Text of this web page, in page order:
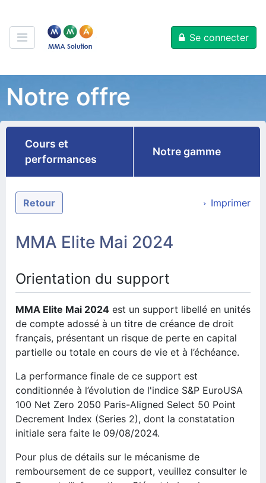
Se connecter
Notre offre
Cours et
performances
Notre gamme
Retour Imprimer
MMA Elite Mai 2024
Orientation du support
MMA Elite Mai 2024 est un support libellé en unités
de compte adossé à un titre de créance de droit
français, présentant un risque de perte en capital
partielle ou totale en cours de vie et à l’échéance.
La performance finale de ce support est
conditionnée à l’évolution de l'indice S&P EuroUSA
100 Net Zero 2050 Paris-Aligned Select 50 Point
Decrement Index (Series 2), dont la constatation
initiale sera faite le 09/08/2024.
Pour plus de détails sur le mécanisme de
remboursement de ce support, veuillez consulter le